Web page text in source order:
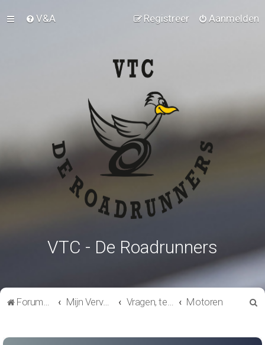
V&A Aanmelden
Registreer
VTC - De Roadrunners
Forumoverzicht Mijn Vervoer Vragen, techniek en onderhoud Motoren